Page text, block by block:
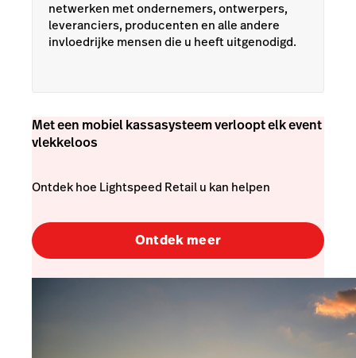
netwerken met ondernemers, ontwerpers,
leveranciers, producenten en alle andere
invloedrijke mensen die u heeft uitgenodigd.
Met een mobiel kassasysteem verloopt elk event
vlekkeloos
Ontdek hoe Lightspeed Retail u kan helpen
Ontdek meer